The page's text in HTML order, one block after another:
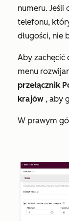
numeru.
telefonu,
długości, nie
Aby zachęcić
menu
przełącznik
krajów , aby
W prawym